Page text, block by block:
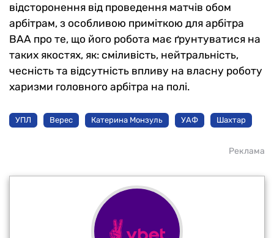
відсторонення від проведення матчів обом
арбітрам, з особливою приміткою для арбітра
ВАА про те, що його робота має ґрунтуватися на
таких якостях, як: сміливість, нейтральність,
чесність та відсутність впливу на власну роботу
харизми головного арбітра на полі.
УПЛ Верес Катерина Монзуль УАФ Шахтар
Реклама